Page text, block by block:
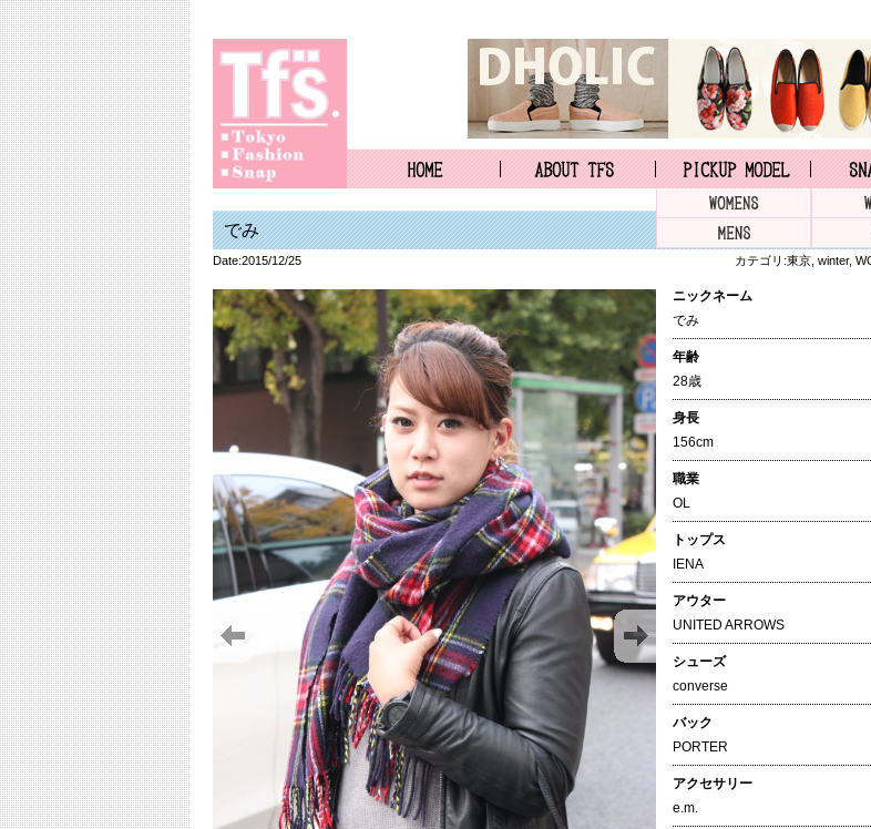
でみ
Date:2015/12/25 カテゴリ:東京 winter,
ニックネーム
でみ
年齢
28歳
身長
156cm
職業
OL
トップス
IENA
アウター
UNITED ARROWS
シューズ
converse
バック
PORTER
アクセサリー
e.m.